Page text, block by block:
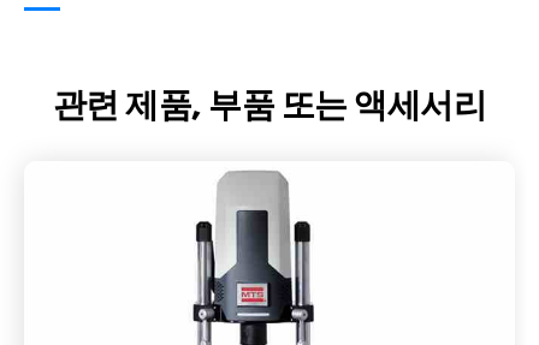
관련 제품, 부품 또는 액세서리